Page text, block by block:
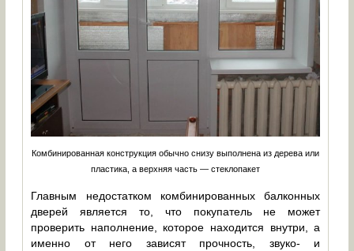
Комбинированная конструкция обычно снизу выполнена из дерева или
пластика, а верхняя часть — стеклопакет
Главным недостатком комбинированных балконных
дверей является то, что покупатель не может
проверить наполнение, которое находится внутри, а
именно от него зависят прочность, звуко- и